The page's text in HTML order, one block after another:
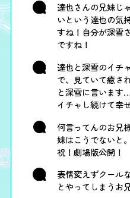
達也さんの兄妹じ
いという達也の気
すね！自分が深雪
ですね！
達也と深雪のイチ
で、見ていて癒さ
と深雪に言いま
イチャし続けて幸
何言ってんのお兄
妹はこうでないと
祝！劇場版公開！
表情変えずクール
とやってしまうお